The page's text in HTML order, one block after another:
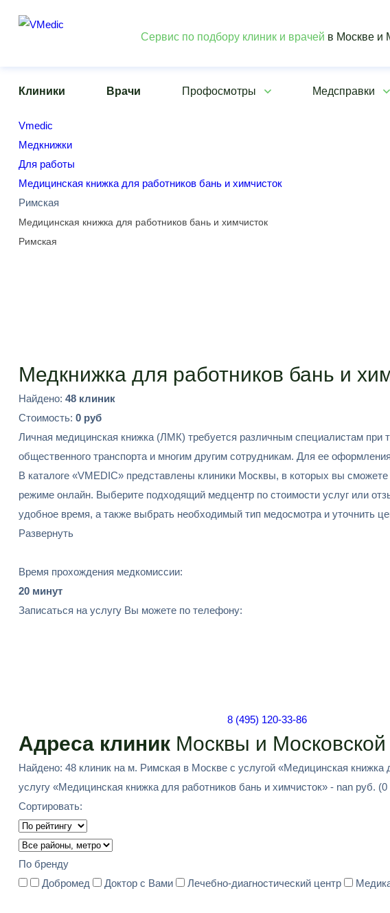
Сервис по подбору клиник и врачей в Москве и
Клиники Врачи Профосмотры Медсправки
Vmedic
Медкнижки
Для работы
Медицинская книжка для работников бань и химчисток
Римская
Медкнижка для работников бань и
Найдено: 48 клиник
Стоимость: 0 руб
Личная медицинская книжка (ЛМК) требуется различным специалистам при
общественного транспорта и многим другим сотрудникам. Для ее
В каталоге «VMEDIC» представлены клиники Москвы, в которых вы
режиме онлайн. Выберите подходящий медцентр по стоимости услуг или
удобное время, а также выбрать необходимый тип медосмотра и уточнить
Развернуть
Время прохождения медкомиссии:
20 минут
Записаться на услугу Вы можете по телефону:
8 (495) 120-33-86
Адреса клиник Москвы и Московской
Найдено: 48 клиник на м. Римская в Москве с услугой «Медицинская
услугу «Медицинская книжка для работников бань и химчисток» - nan руб. (0
Сортировать:
По бренду
Добромед
Доктор с Вами Лечебно-диагностический центр